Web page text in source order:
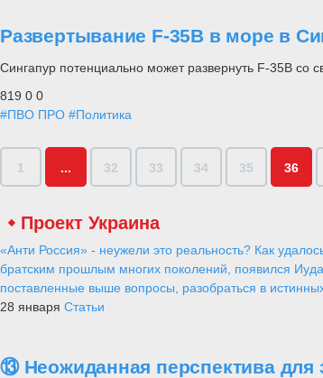
Развертывание F-35B в море в
Сингапур потенциально может развернуть F-35B со
819 0 0
#ПВО ПРО #Политика
1 ... 32 33 34 35 36
Проект Украина
«Анти Россия» - неужели это реальность? Как
братским прошлым многих поколений, появился
поставленные выше вопросы, разобраться в
28 января Статьи
⑬ Неожиданная перспектива для